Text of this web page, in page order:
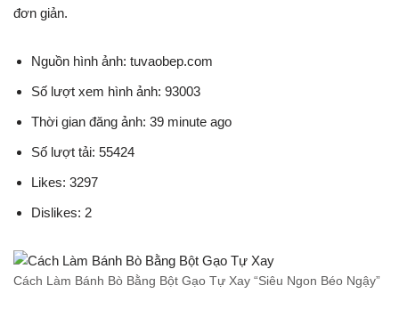
đơn giản.
Nguồn hình ảnh: tuvaobep.com
Số lượt xem hình ảnh: 93003
Thời gian đăng ảnh: 39 minute ago
Số lượt tải: 55424
Likes: 3297
Dislikes: 2
Cách Làm Bánh Bò Bằng Bột Gạo Tự Xay “Siêu Ngon Béo Ngậy”